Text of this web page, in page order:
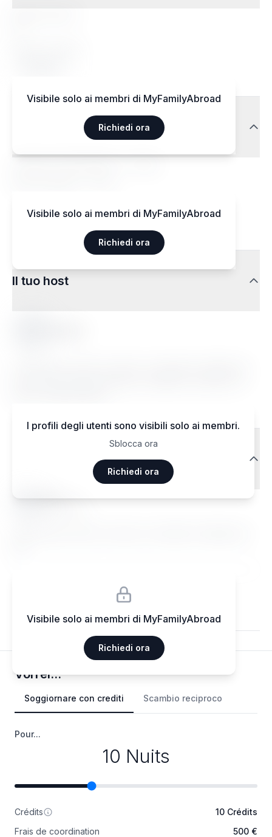
Visibile solo ai membri di MyFamilyAbroad
Richiedi ora
Visibile solo ai membri di MyFamilyAbroad
Richiedi ora
Il tuo host
I profili degli utenti sono visibili solo ai membri.
Sblocca ora
Richiedi ora
Recensioni dei viaggiatori
Ma••••
Visibile solo ai membri di MyFamilyAbroad
Richiedi ora
Vorrei...
Soggiornare con crediti Scambio reciproco
Pour...
10 Nuits
Crédits
10 Crédits
Frais de coordination
500 €